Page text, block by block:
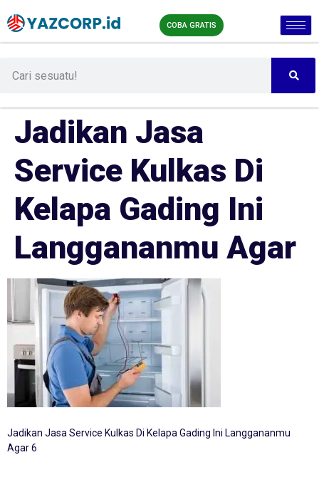
COBA GRATIS
Jadikan Jasa
Service Kulkas Di
Kelapa Gading Ini
Langgananmu Agar
Jadikan Jasa Service Kulkas Di Kelapa Gading Ini Langgananmu
Agar 6